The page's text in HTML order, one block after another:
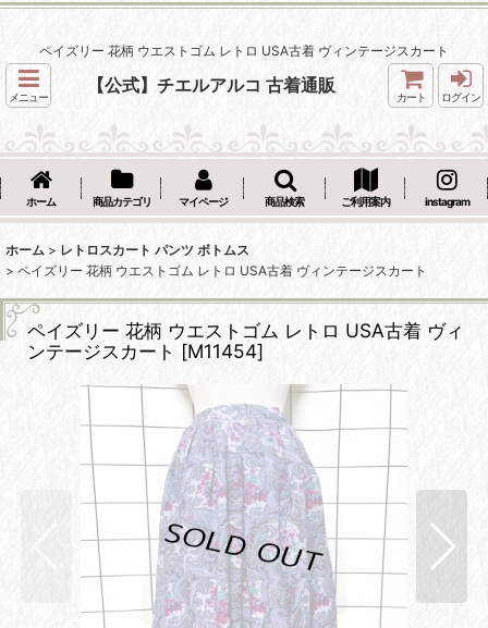
ペイズリー 花柄 ウエストゴム レトロ USA古着 ヴィンテージスカート
メニュー
【公式】チエルアルコ 古着通販
カート ログイン
ホーム 商品カテゴリ マイページ 商品検索 ご利用案内 instagram
ホーム > レトロスカート パンツ ボトムス
> ペイズリー 花柄 ウエストゴム レトロ USA古着 ヴィンテージスカート
ペイズリー 花柄 ウエストゴム レトロ USA古着 ヴィ
ンテージスカート [M11454]